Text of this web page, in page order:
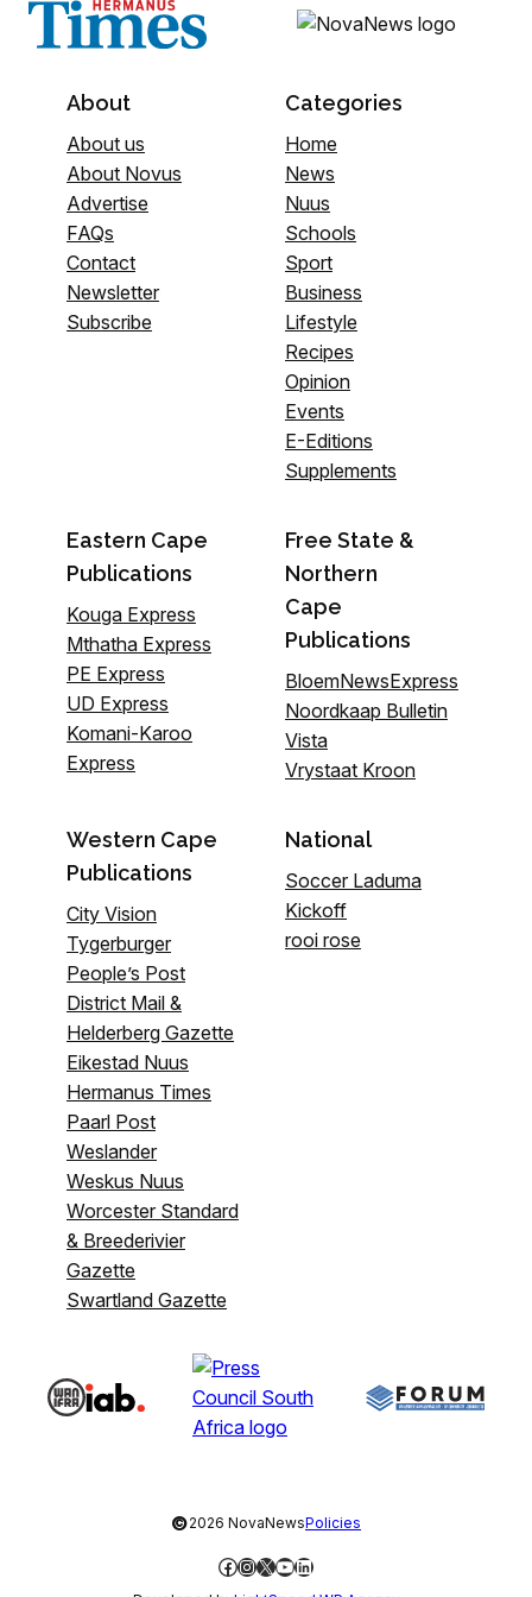
About
About us
About Novus
Advertise
FAQs
Contact
Newsletter
Subscribe
Categories
Home
News
Nuus
Schools
Sport
Business
Lifestyle
Recipes
Opinion
Events
E-Editions
Supplements
Eastern Cape
Publications
Kouga Express
Mthatha Express
PE Express
UD Express
Komani-Karoo
Express
Free State &
Northern
Cape
Publications
BloemNewsExpress
Noordkaap Bulletin
Vista
Vrystaat Kroon
Western Cape
Publications
City Vision
Tygerburger
People’s Post
District Mail &
Helderberg Gazette
Eikestad Nuus
Hermanus Times
Paarl Post
Weslander
Weskus Nuus
Worcester Standard
& Breederivier
Gazette
Swartland Gazette
National
Soccer Laduma
Kickoff
rooi rose
©2026 NovaNewsPolicies
Facebook
Instagram
X YouTube
LinkedIn